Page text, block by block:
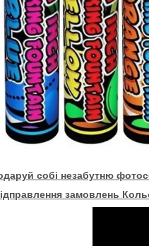
собі незабутню
замовлень